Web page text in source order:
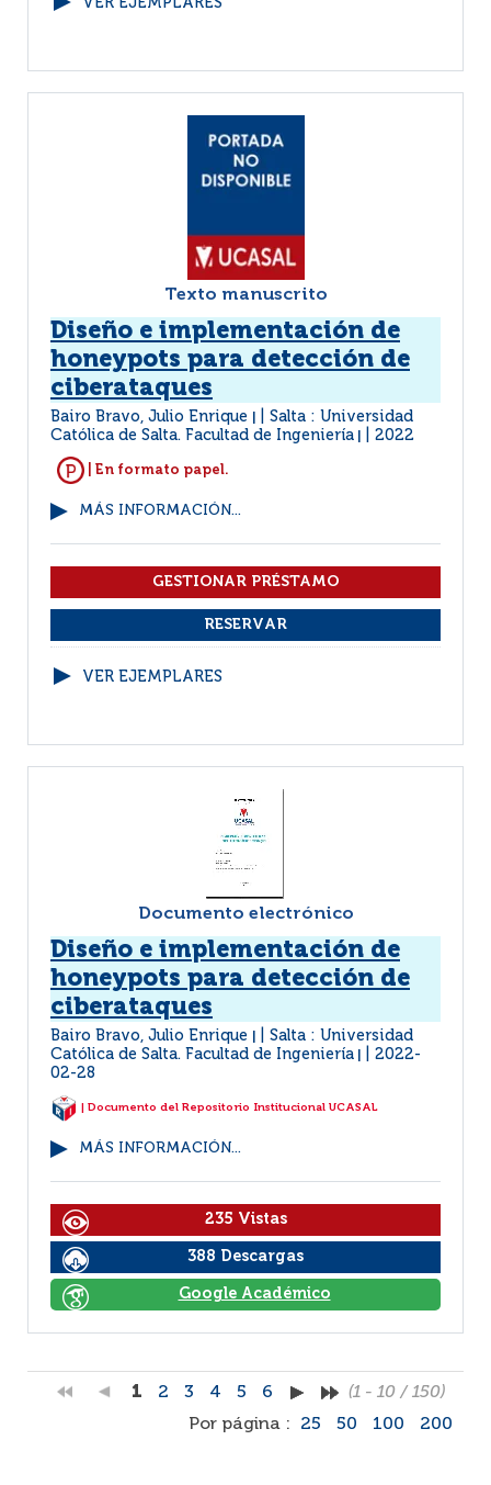
VER EJEMPLARES
Texto manuscrito
Diseño e implementación de
honeypots para detección de
ciberataques
Bairo Bravo, Julio Enrique
Salta : Universidad
Católica de Salta. Facultad de Ingeniería
2022
| En formato papel.
MÁS INFORMACIÓN...
VER EJEMPLARES
Documento electrónico
Diseño e implementación de
honeypots para detección de
ciberataques
Bairo Bravo, Julio Enrique
Salta : Universidad
Católica de Salta. Facultad de Ingeniería
2022-
02-28
| Documento del Repositorio Institucional UCASAL
MÁS INFORMACIÓN...
235 Vistas
388 Descargas
Google Académico
1 2 3 4 5 6
(1 - 10 / 150)
Por página :
25 50 100 200